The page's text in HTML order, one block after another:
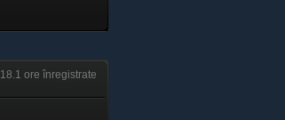
18.1 ore înregistrate